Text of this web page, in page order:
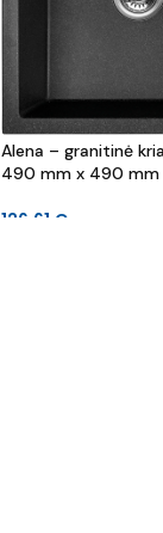
Alena – granitinė
490 mm x 490
126.61 €